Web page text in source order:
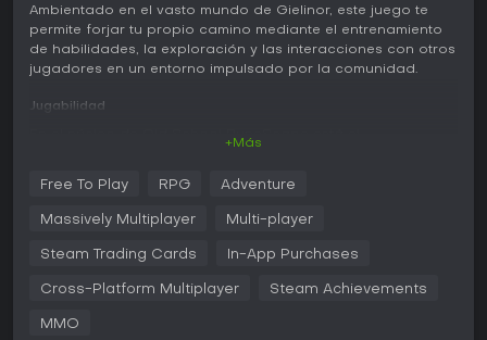
Ambientado en el vasto mundo de Gielinor, este juego te
permite forjar tu propio camino mediante el entrenamiento
de habilidades, la exploración y las interacciones con otros
jugadores en un entorno impulsado por la comunidad.
Jugabilidad
habilidades variadas, desde las centradas en combate
como Attack y Strength hasta actividades no combativas
habilidad sube de nivel mediante acciones repetitivas,
monstruos para ganar experiencia en combate. El sistema
las acciones optimiza la eficiencia.
+Más
Free To Play RPG Adventure
Massively Multiplayer Multi-player
Steam Trading Cards In-App Purchases
Cross-Platform Multiplayer Steam Achievements
MMO